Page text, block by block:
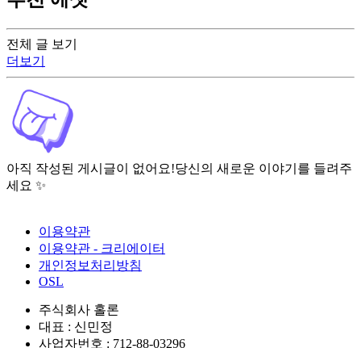
전체 글 보기
더보기
아직 작성된 게시글이 없어요!당신의 새로운 이야기를 들려주
세요 ✨
이용약관
이용약관 - 크리에이터
개인정보처리방침
OSL
주식회사 홀론
대표 : 신민정
사업자번호 : 712-88-03296